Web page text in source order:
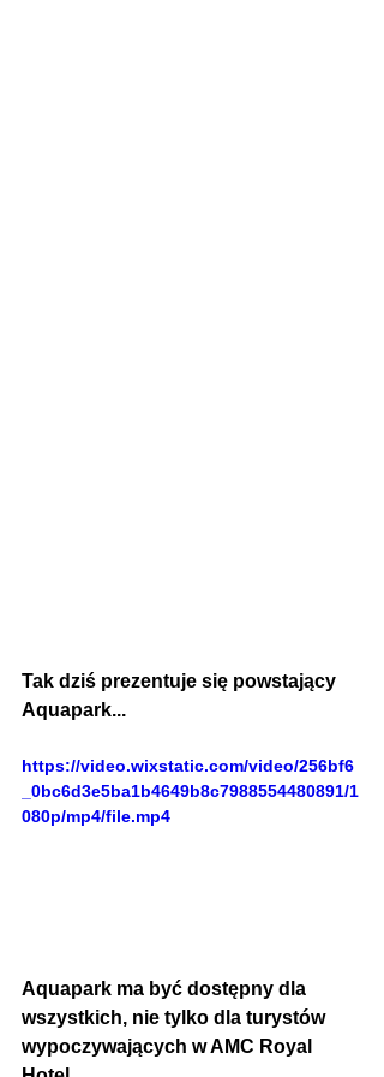
Tak dziś prezentuje się powstający
Aquapark...
https://video.wixstatic.com/video/256bf6
_0bc6d3e5ba1b4649b8c7988554480891/1
080p/mp4/file.mp4
Aquapark ma być dostępny dla
wszystkich, nie tylko dla turystów
wypoczywających w AMC Royal